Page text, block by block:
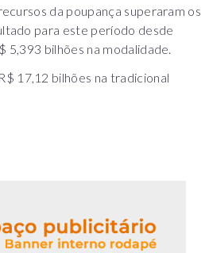
da poupança superaram os
para este período desde
5,393 bilhões na modalidade.
17,12 bilhões na tradicional